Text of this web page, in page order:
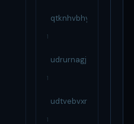
qtknhvbhytehyhxc
1
udrurnagj
1
udtvebvxrecrrlfiwmke
1